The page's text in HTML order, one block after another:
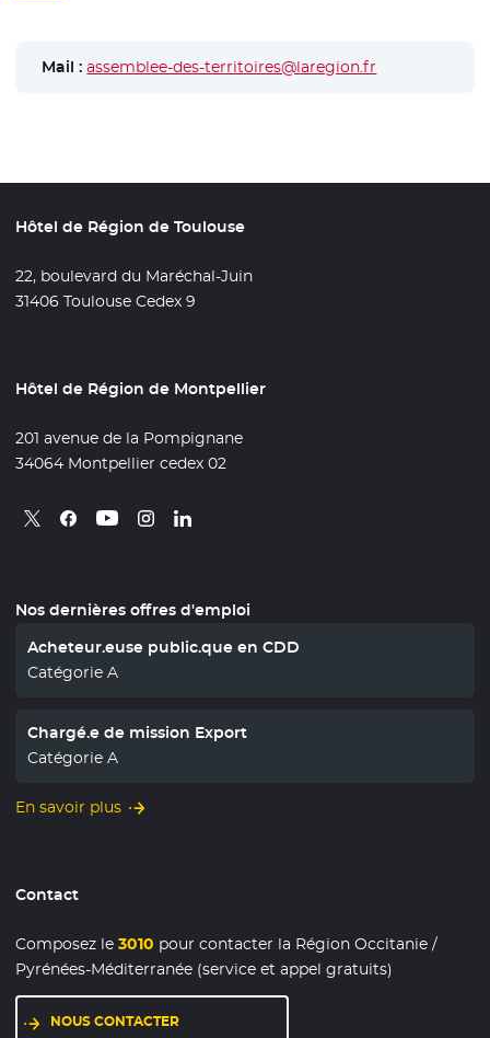
Mail :assemblee-des-territoires@laregion.fr
Hôtel de Région de Toulouse
22, boulevard du Maréchal-Juin
31406 Toulouse Cedex 9
Hôtel de Région de Montpellier
201 avenue de la Pompignane
34064 Montpellier cedex 02
Retrouvez nous sur X
- Nouvelle fenêtre
Retrouvez nous sur Facebook
- Nouvelle fenêtre
Retrouvez nous sur Youtube
- Nouvelle fenêtre
Retrouvez nous sur Instagram
- Nouvelle fenêtre
Retrouvez nous sur Linkedin
- Nouvelle fenêtre
Nos dernières offres d'emploi
Acheteur.euse public.que en CDD
Catégorie A
Chargé.e de mission Export
Catégorie A
En savoir plus
Contact
Composez le3010 pour contacter la Région Occitanie /
Pyrénées-Méditerranée (service et appel gratuits)
NOUS CONTACTER